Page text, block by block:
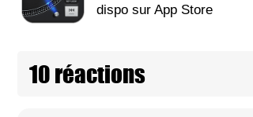
dispo sur App Store
10 réactions